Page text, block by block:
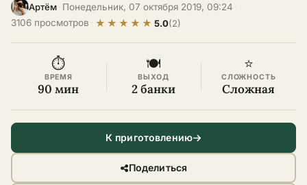
Артём Понедельник, 07 октября 2019, 09:24
3106 просмотров
★ ★ ★ ★ ★ 5.0(2)
⏱
ВРЕМЯ
90 мин
🍽
ВЫХОД
2 банки
⭐
СЛОЖНОСТЬ
Сложная
К приготовлению
Поделиться